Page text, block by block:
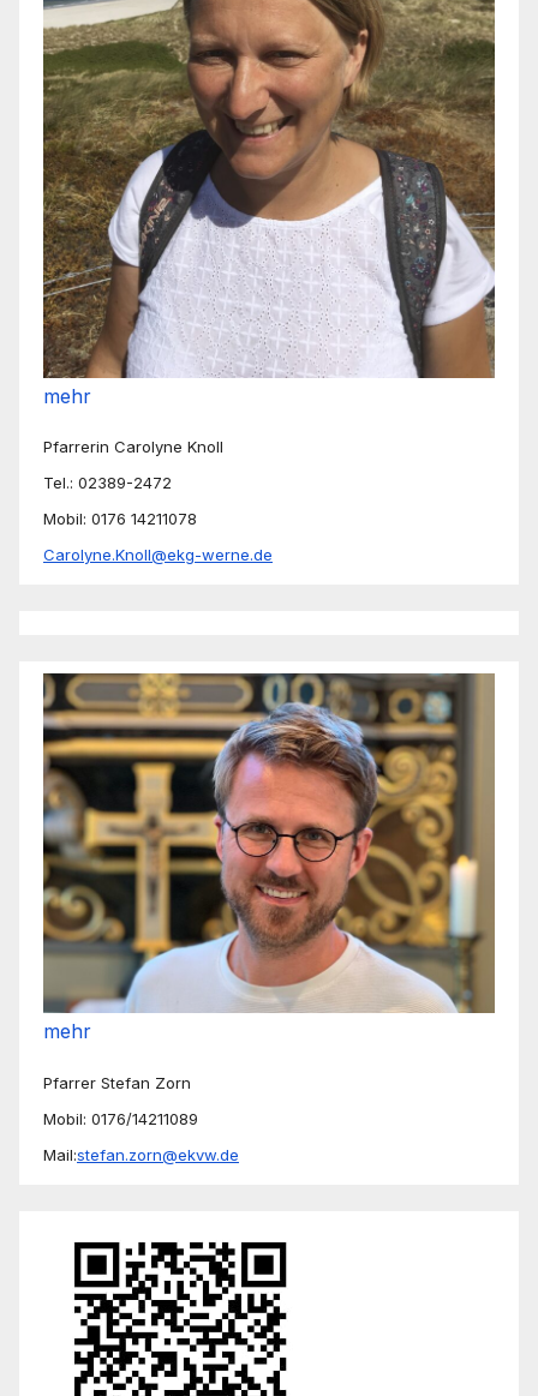
mehr
Pfarrerin Carolyne Knoll
Tel.: 02389-2472
Mobil: 0176 14211078
Carolyne.Knoll@ekg-werne.de
mehr
Pfarrer Stefan Zorn
Mobil: 0176/14211089
Mail:stefan.zorn@ekvw.de